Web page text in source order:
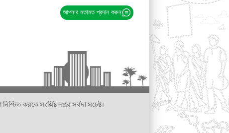
আপনার মতামত প্রদান করুন
করতে সংশ্লিষ্ট দপ্তর সর্বদা সচেষ্ট।